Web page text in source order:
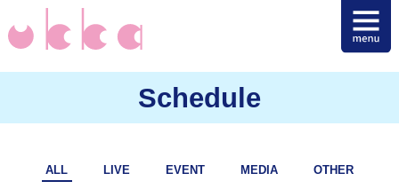
Schedule
ALL LIVE EVENT MEDIA OTHER